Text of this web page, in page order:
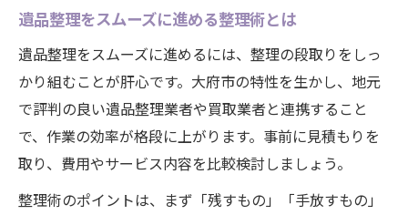
遺品整理をスムーズに進める整理術とは
遺品整理をスムーズに進めるには、整理の段取りをしっ
かり組むことが肝心です。大府市の特性を生かし、地元
で評判の良い遺品整理業者や買取業者と連携すること
で、作業の効率が格段に上がります。事前に見積もりを
取り、費用やサービス内容を比較検討しましょう。
整理術のポイントは、まず「残すもの」「手放すもの」